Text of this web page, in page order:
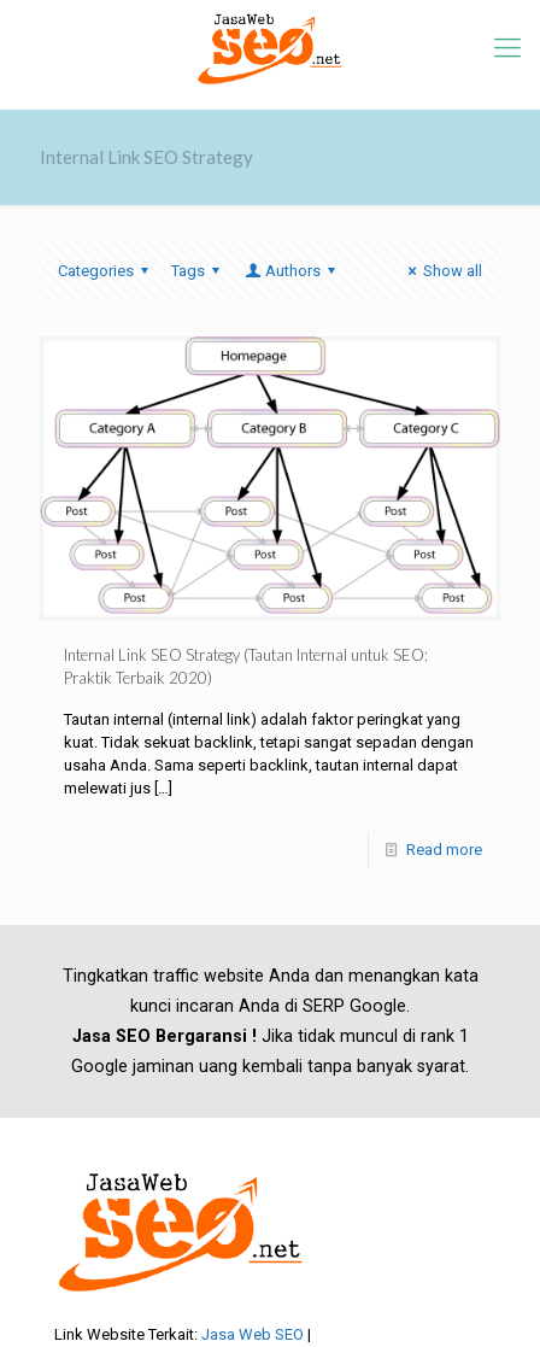
Internal Link SEO Strategy
Categories Tags Authors Show all
Internal Link SEO Strategy (Tautan Internal untuk SEO:
Praktik Terbaik 2020)
Tautan internal (internal link) adalah faktor peringkat yang
kuat. Tidak sekuat backlink, tetapi sangat sepadan dengan
usaha Anda. Sama seperti backlink, tautan internal dapat
melewati jus […]
Read more
Tingkatkan traffic website Anda dan menangkan kata
kunci incaran Anda di SERP Google.
Jasa SEO Bergaransi ! Jika tidak muncul di rank 1
Google jaminan uang kembali tanpa banyak syarat.
Link Website Terkait: Jasa Web SEO |